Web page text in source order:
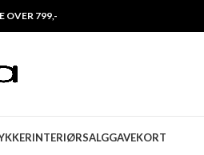
OVER 799,-
INTERIØRSALGGAVEKORT